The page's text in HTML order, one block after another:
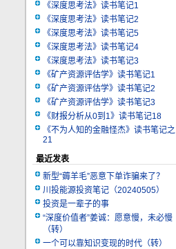
《深度思考法》读书笔记1
《深度思考法》读书笔记2
《深度思考法》读书笔记5
《深度思考法》读书笔记4
《深度思考法》读书笔记3
《矿产资源评估学》读书笔记1
《矿产资源评估学》读书笔记2
《矿产资源评估学》读书笔记3
《财报分析从0到1》读书笔记18
《不为人知的金融怪杰》读书笔记之
21
最近发表
新型“薅羊毛”恶意下单诈骗来了？
川投能源投资笔记（20240505）
投资是一辈子的事
“深度价值者”姜诚：愿意慢，未必慢
（转）
一个可以靠知识变现的时代（转）